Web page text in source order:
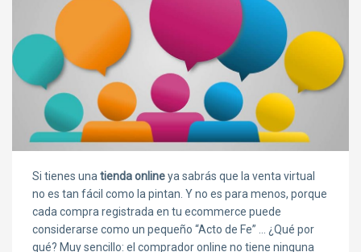
Si tienes una tienda onlineya sabrás que la venta virtual
no es tan fácil como la pintan. Y no es para menos, porque
cada compra registrada en tu ecommerce puede
considerarse como un pequeño “Acto de Fe” … ¿Qué por
qué? Muy sencillo: el comprador online no tiene ninguna